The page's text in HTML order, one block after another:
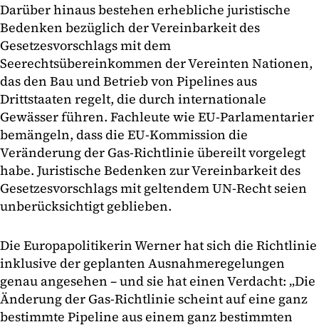
Darüber hinaus bestehen erhebliche juristische
Bedenken bezüglich der Vereinbarkeit des
Gesetzesvorschlags mit dem
Seerechtsübereinkommen der Vereinten Nationen,
das den Bau und Betrieb von Pipelines aus
Drittstaaten regelt, die durch internationale
Gewässer führen. Fachleute wie EU-Parlamentarier
bemängeln, dass die EU-Kommission die
Veränderung der Gas-Richtlinie übereilt vorgelegt
habe. Juristische Bedenken zur Vereinbarkeit des
Gesetzesvorschlags mit geltendem UN-Recht seien
unberücksichtigt geblieben.
Die Europapolitikerin Werner hat sich die Richtlinie
inklusive der geplanten Ausnahmeregelungen
genau angesehen – und sie hat einen Verdacht: „Die
Änderung der Gas-Richtlinie scheint auf eine ganz
bestimmte Pipeline aus einem ganz bestimmten